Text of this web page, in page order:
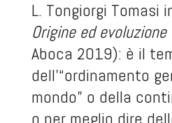
L. Tongiorgi Tomasi
Origine ed
Aboca 2019): è il
dell’“ordinamento
mondo” o della
o per meglio dire